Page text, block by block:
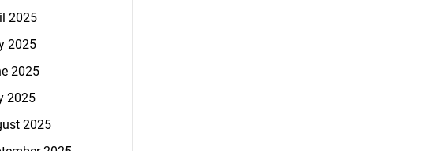
2025
2025
2025
2025
2025